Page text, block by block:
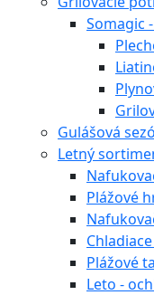
Somagic
Gulášová
Letný
Plážové
Plážové
Leto -